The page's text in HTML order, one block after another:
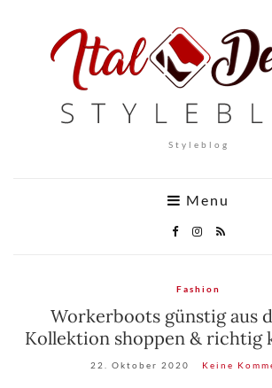
Styleblog
Menu
Fashion
Workerboots günstig aus
Kollektion shoppen & richtig
22. Oktober 2020 Keine